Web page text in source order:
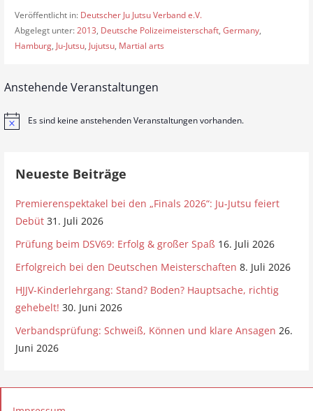
Veröffentlicht in: Deutscher Ju Jutsu Verband e.V.
Abgelegt unter:2013, Deutsche Polizeimeisterschaft, Germany,
Hamburg, Ju-Jutsu, Jujutsu, Martial arts
Anstehende Veranstaltungen
H
Es sind keine anstehenden Veranstaltungen vorhanden.
Neueste Beiträge
Premierenspektakel bei den „Finals 2026“: Ju-Jutsu feiert
Debüt 31. Juli 2026
Prüfung beim DSV69: Erfolg & großer Spaß 16. Juli 2026
Erfolgreich bei den Deutschen Meisterschaften 8. Juli 2026
HJJV-Kinderlehrgang: Stand? Boden? Hauptsache, richtig
gehebelt! 30. Juni 2026
Verbandsprüfung: Schweiß, Können und klare Ansagen 26.
Juni 2026